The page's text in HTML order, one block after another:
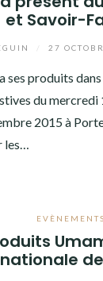
et Savoir-
27
ses produits dans
du mercredi
2015 à
les…
EVÈNEMENTS